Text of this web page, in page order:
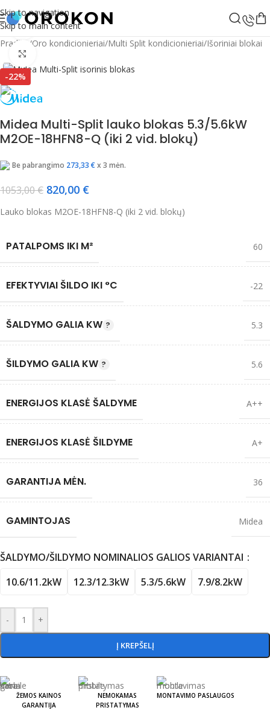
Skip to navigation
Skip to main content
Pradžia
/Oro kondicionieriai/Multi Split kondicionieriai/Išoriniai blokai
-22%
Žiūrėti vaizdo įrašą
Midea Multi-Split lauko blokas 5.3/5.6kW
M2OE-18HFN8-Q (iki 2 vid. blokų)
Be pabrangimo 273,33 € x 3 mėn.
1053,00€ 820,00 €
Lauko blokas M2OE-18HFN8-Q (iki 2 vid. blokų)
PATALPOMS IKI M² 60
EFEKTYVIAI ŠILDO IKI °C -22
ŠALDYMO GALIA KW 5.3
ŠILDYMO GALIA KW 5.6
ENERGIJOS KLASĖ ŠALDYME A++
ENERGIJOS KLASĖ ŠILDYME A+
GARANTIJA MĖN. 36
GAMINTOJAS Midea
ŠALDYMO/ŠILDYMO NOMINALIOS GALIOS VARIANTAI
10.6/11.2kW
12.3/12.3kW 5.3/5.6kW 7.9/8.2kW
- +
Į KREPŠELĮ
ŽEMOS KAINOS
GARANTIJA
NEMOKAMAS
PRISTATYMAS
MONTAVIMO PASLAUGOS